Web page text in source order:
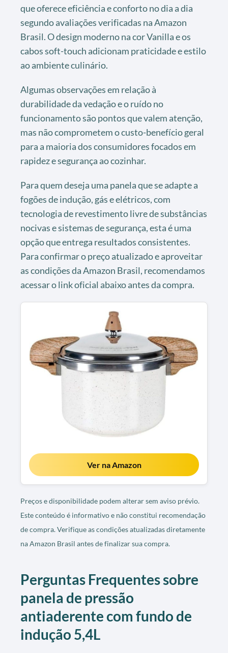
que oferece eficiência e conforto no dia a dia
segundo avaliações verificadas na Amazon
Brasil. O design moderno na cor Vanilla e os
cabos soft-touch adicionam praticidade e estilo
ao ambiente culinário.
Algumas observações em relação à
durabilidade da vedação e o ruído no
funcionamento são pontos que valem atenção,
mas não comprometem o custo-benefício geral
para a maioria dos consumidores focados em
rapidez e segurança ao cozinhar.
Para quem deseja uma panela que se adapte a
fogões de indução, gás e elétricos, com
tecnologia de revestimento livre de substâncias
nocivas e sistemas de segurança, esta é uma
opção que entrega resultados consistentes.
Para confirmar o preço atualizado e aproveitar
as condições da Amazon Brasil, recomendamos
acessar o link oficial abaixo antes da compra.
Ver na Amazon
Preços e disponibilidade podem alterar sem aviso prévio.
Este conteúdo é informativo e não constitui recomendação
de compra. Verifique as condições atualizadas diretamente
na Amazon Brasil antes de finalizar sua compra.
Perguntas Frequentes sobre
panela de pressão
antiaderente com fundo de
indução 5,4L